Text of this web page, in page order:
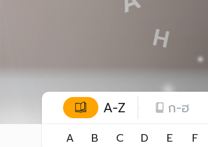
A-Z ก-ฮ
A B C D E F